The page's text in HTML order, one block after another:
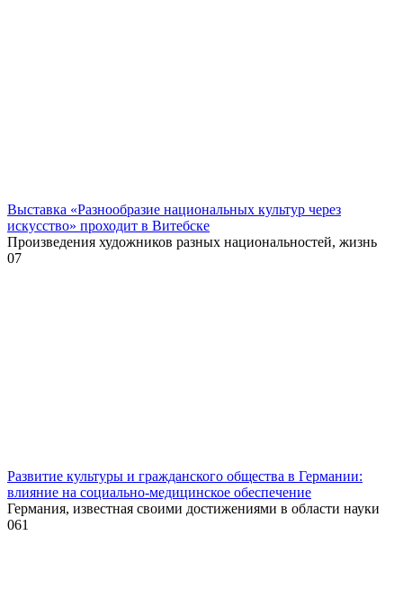
Выставка «Разнообразие национальных культур через
искусство» проходит в Витебске
Произведения художников разных национальностей, жизнь
07
Развитие культуры и гражданского общества в Германии:
влияние на социально-медицинское обеспечение
Германия, известная своими достижениями в области науки
061